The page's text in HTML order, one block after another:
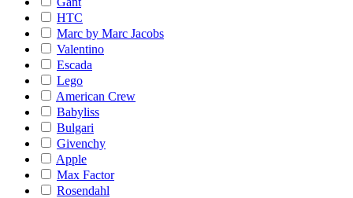
HTC
Marc by Marc Jacobs
Valentino
Escada
Lego
American Crew
Babyliss
Bulgari
Givenchy
Apple
Max Factor
Rosendahl